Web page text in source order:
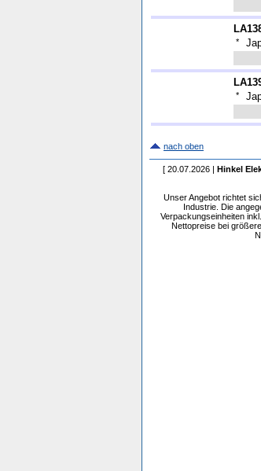
*
*
nach oben
[ 20.07.2026 | Hinkel
Unser Angebot richtet
Industrie. Die
Verpackungseinheiten
Nettopreise bei